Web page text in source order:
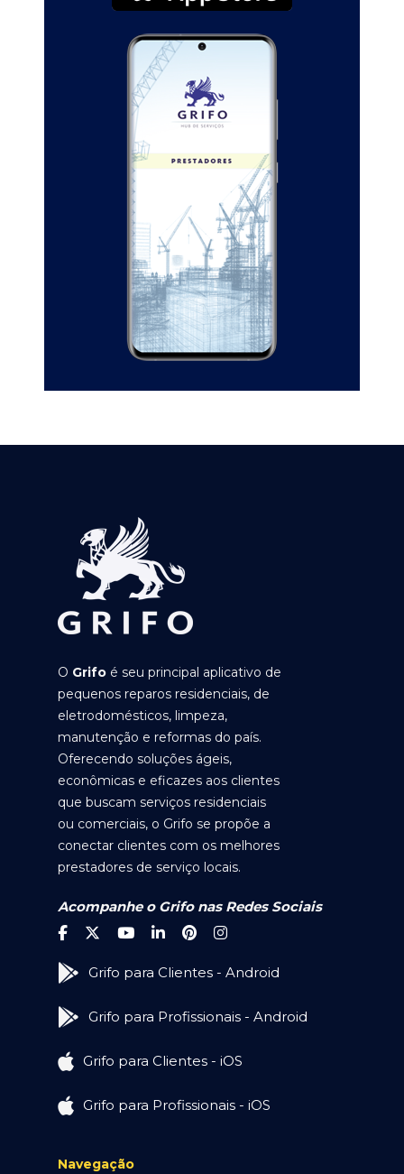
O Grifo é seu principal aplicativo de
pequenos reparos residenciais, de
eletrodomésticos, limpeza,
manutenção e reformas do país.
Oferecendo soluções ágeis,
econômicas e eficazes aos clientes
que buscam serviços residenciais
ou comerciais, o Grifo se propõe a
conectar clientes com os melhores
prestadores de serviço locais.
Acompanhe o Grifo nas Redes Sociais
Grifo para Clientes - Android
Grifo para Profissionais - Android
Grifo para Clientes - iOS
Grifo para Profissionais - iOS
Navegação